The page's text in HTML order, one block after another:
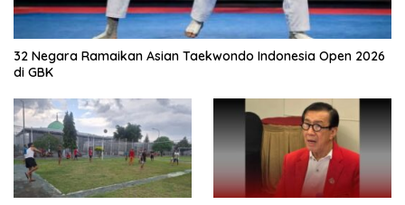
32 Negara Ramaikan Asian Taekwondo Indonesia Open 2026
di GBK